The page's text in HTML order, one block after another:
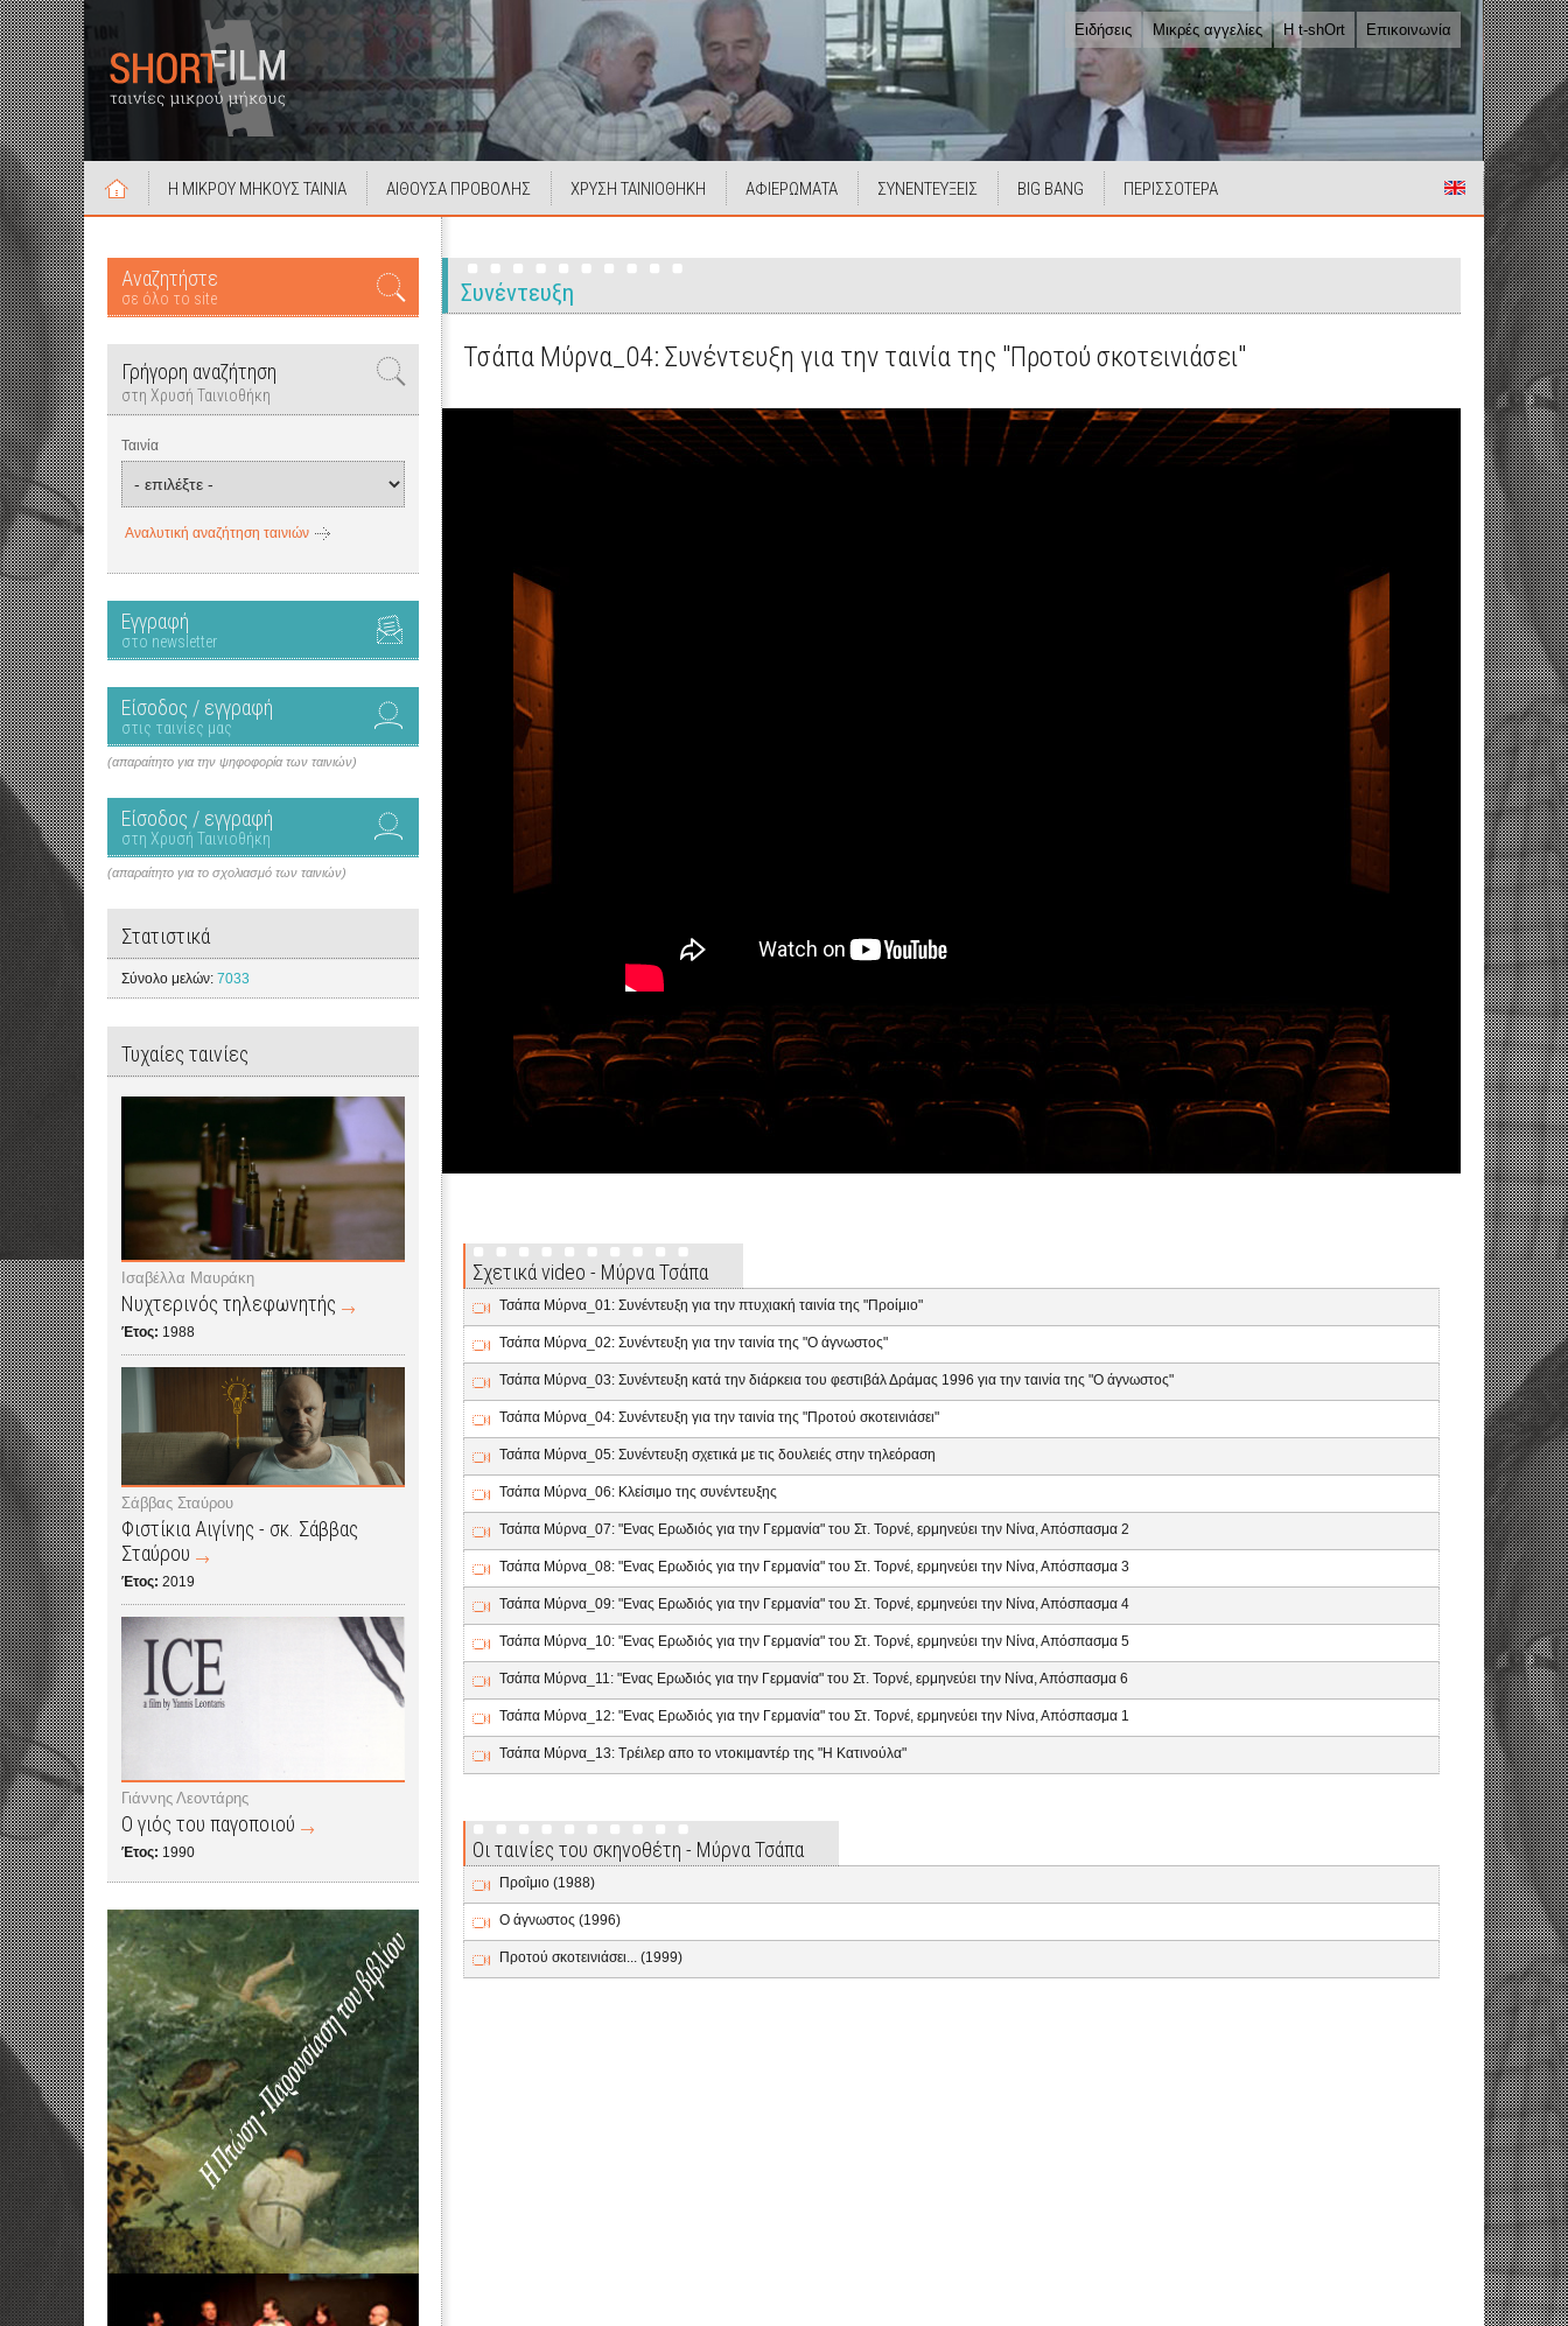
Ειδήσεις Μικρές αγγελίες Η t-shOrt Επικοινωνία
Η ΜΙΚΡΟΥ ΜΗΚΟΥΣ ΤΑΙΝΙΑ ΑΙΘΟΥΣΑ ΠΡΟΒΟΛΗΣ ΧΡΥΣΗ ΤΑΙΝΙΟΘΗΚΗ ΑΦΙΕΡΩΜΑΤΑ ΣΥΝΕΝΤΕΥΞΕΙΣ BIG BANG ΠΕΡΙΣΣΟΤΕΡΑ
Αναζητήστε
σε όλο το site
Γρήγορη αναζήτηση
στη Χρυσή Ταινιοθήκη
Ταινία
Αναλυτική αναζήτηση ταινιών
Εγγραφή
στο newsletter
Είσοδος / εγγραφή
στις ταινίες μας
(απαραίτητο για την ψηφοφορία των ταινιών)
Είσοδος / εγγραφή
στη Χρυσή Ταινιοθήκη
(απαραίτητο για το σχολιασμό των ταινιών)
Στατιστικά
Σύνολο μελών: 7033
Τυχαίες ταινίες
Ισαβέλλα Μαυράκη
Νυχτερινός τηλεφωνητής
Έτος: 1988
Σάββας Σταύρου
Φιστίκια Αιγίνης - σκ. Σάββας
Σταύρου
Έτος: 2019
Γιάννης Λεοντάρης
Ο γιός του παγοποιού
Έτος: 1990
Συνέντευξη
Τσάπα Μύρνα_04: Συνέντευξη για την ταινία της "Προτού σκοτεινιάσει"
Σχετικά video - Μύρνα Τσάπα
Τσάπα Μύρνα_01: Συνέντευξη για την πτυχιακή ταινία της "Προίμιο"
Τσάπα Μύρνα_02: Συνέντευξη για την ταινία της "Ο άγνωστος"
Τσάπα Μύρνα_03: Συνέντευξη κατά την διάρκεια του φεστιβάλ Δράμας 1996 για την ταινία της "Ο άγνωστος"
Τσάπα Μύρνα_04: Συνέντευξη για την ταινία της "Προτού σκοτεινιάσει"
Τσάπα Μύρνα_05: Συνέντευξη σχετικά με τις δουλειές στην τηλεόραση
Τσάπα Μύρνα_06: Κλείσιμο της συνέντευξης
Τσάπα Μύρνα_07: "Ενας Ερωδιός για την Γερμανία" του Στ. Τορνέ, ερμηνεύει την Νίνα, Απόσπασμα 2
Τσάπα Μύρνα_08: "Ενας Ερωδιός για την Γερμανία" του Στ. Τορνέ, ερμηνεύει την Νίνα, Απόσπασμα 3
Τσάπα Μύρνα_09: "Ενας Ερωδιός για την Γερμανία" του Στ. Τορνέ, ερμηνεύει την Νίνα, Απόσπασμα 4
Τσάπα Μύρνα_10: "Ενας Ερωδιός για την Γερμανία" του Στ. Τορνέ, ερμηνεύει την Νίνα, Απόσπασμα 5
Τσάπα Μύρνα_11: "Ενας Ερωδιός για την Γερμανία" του Στ. Τορνέ, ερμηνεύει την Νίνα, Απόσπασμα 6
Τσάπα Μύρνα_12: "Ενας Ερωδιός για την Γερμανία" του Στ. Τορνέ, ερμηνεύει την Νίνα, Απόσπασμα 1
Τσάπα Μύρνα_13: Τρέιλερ απο το ντοκιμαντέρ της "Η Κατινούλα"
Οι ταινίες του σκηνοθέτη - Μύρνα Τσάπα
Προΐμιο (1988)
Ο άγνωστος (1996)
Προτού σκοτεινιάσει... (1999)